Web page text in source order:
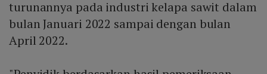
turunannya pada industri kelapa sawit dalam
bulan Januari 2022 sampai dengan bulan
April 2022.